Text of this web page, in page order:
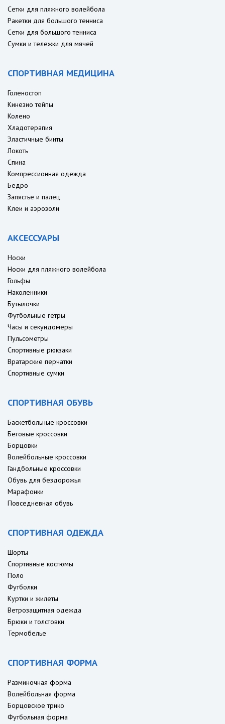
Сетки для пляжного волейбола
Ракетки для большого тенниса
Сетки для большого тенниса
Сумки и тележки для мячей
СПОРТИВНАЯ МЕДИЦИНА
Голеностоп
Кинезио тейпы
Колено
Хладотерапия
Эластичные бинты
Локоть
Спина
Компрессионная одежда
Бедро
Запястье и палец
Клеи и аэрозоли
АКСЕССУАРЫ
Носки
Носки для пляжного волейбола
Гольфы
Наколенники
Бутылочки
Футбольные гетры
Часы и секундомеры
Пульсометры
Спортивные рюкзаки
Вратарские перчатки
Спортивные сумки
СПОРТИВНАЯ ОБУВЬ
Баскетбольные кроссовки
Беговые кроссовки
Борцовки
Волейбольные кроссовки
Гандбольные кроссовки
Обувь для бездорожья
Марафонки
Повседневная обувь
СПОРТИВНАЯ ОДЕЖДА
Шорты
Спортивные костюмы
Поло
Футболки
Куртки и жилеты
Ветрозащитная одежда
Брюки и толстовки
Термобелье
СПОРТИВНАЯ ФОРМА
Разминочная форма
Волейбольная форма
Борцовское трико
Футбольная форма